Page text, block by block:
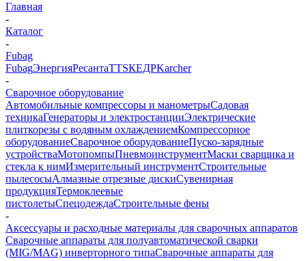
Главная
-
Каталог
-
Fubag
FubagЭнергияРесантаTTSКЕДРKarcher
-
Сварочное оборудование
Автомобильные компрессоры и манометрыСадовая
техникаГенераторы и электростанцииЭлектрические
плиткорезы с водяным охлаждениемКомпрессорное
оборудованиеСварочное оборудованиеПуско-зарядные
устройстваМотопомпыПневмоинструментМаски сварщика и
стекла к нимИзмерительный инструментСтроительные
пылесосыАлмазные отрезные дискиСувенирная
продукцияТермоклеевые
пистолетыСпецодеждаСтроительные фены
-
Аксессуары и расходные материалы для сварочных аппаратов
Сварочные аппараты для полуавтоматической сварки
(MIG/MAG) инверторного типаСварочные аппараты для